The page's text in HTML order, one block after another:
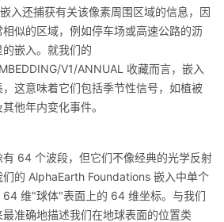
入还捕获有关该像素周围区域的信息，因
似的区域，例如停车场或高速公路的沥
嵌入。就我们的
V1/ANNUAL 收藏而言，嵌入
这意味着它们包括季节性信号，如植被
他年内变化事件。
64 个波段，但它们不像经典的光学反射
的 AlphaEarth Foundations 嵌入中单个
维"球体"表面上的 64 维坐标。与我们
准确地描述我们在地球表面的位置类